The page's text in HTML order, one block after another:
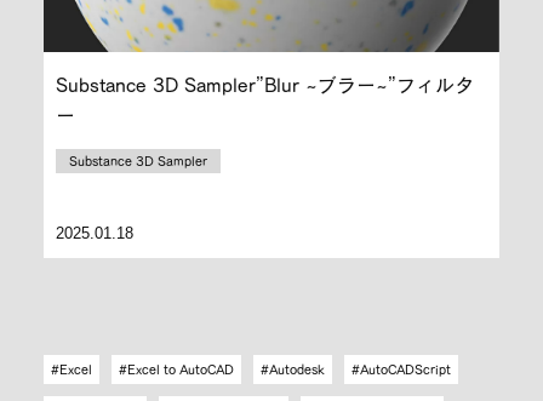
Substance 3D Sampler”Blur ~ブラー~”フィルタ
ー
Substance 3D Sampler
2025.01.18
Excel Excel to AutoCAD Autodesk AutoCADScript